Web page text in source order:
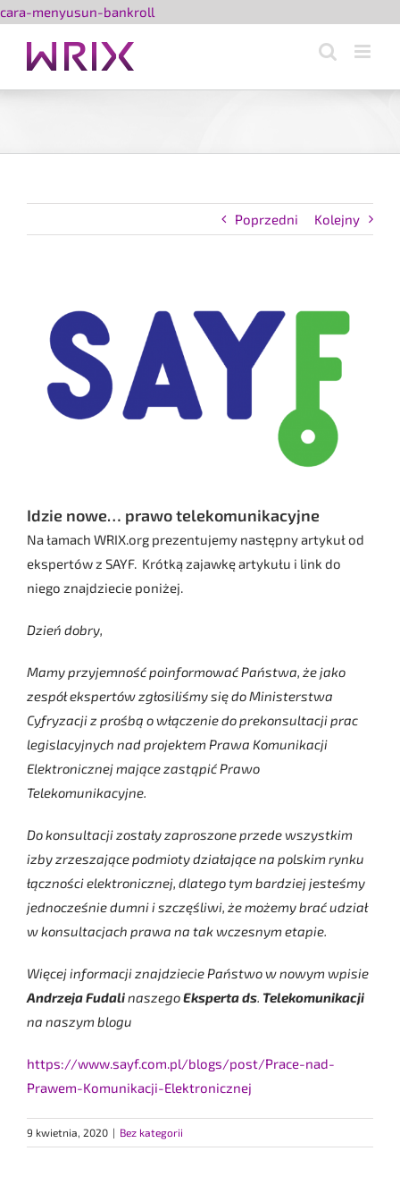
cara-menyusun-bankroll
Poprzedni Kolejny
większy
obrazek
Idzie nowe… prawo telekomunikacyjne
Na łamach WRIX.org prezentujemy następny artykuł od
ekspertów z SAYF. Krótką zajawkę artykułu i link do
niego znajdziecie poniżej.
Dzień dobry,
Mamy przyjemność poinformować Państwa, że jako
zespół ekspertów zgłosiliśmy się do Ministerstwa
Cyfryzacji z prośbą o włączenie do prekonsultacji prac
legislacyjnych nad projektem Prawa Komunikacji
Elektronicznej mające zastąpić Prawo
Telekomunikacyjne.
Do konsultacji zostały zaproszone przede wszystkim
izby zrzeszające podmioty działające na polskim rynku
łączności elektronicznej, dlatego tym bardziej jesteśmy
jednocześnie dumni i szczęśliwi, że możemy brać udział
w konsultacjach prawa na tak wczesnym etapie.
Więcej informacji znajdziecie Państwo w nowym wpisie
AndrzejaFudalinaszegoEkspertads Telekomunikacji
na naszym blogu
https://www.sayf.com.pl/blogs/post/Prace-nad-
Prawem-Komunikacji-Elektronicznej
9 kwietnia, 2020 | Bez kategorii